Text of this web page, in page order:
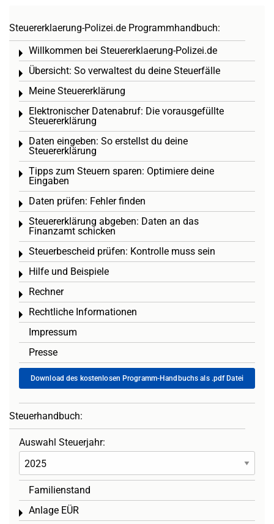
Steuererklaerung-Polizei.de Programmhandbuch:
Willkommen bei Steuererklaerung-Polizei.de
Toggle menu
Übersicht: So verwaltest du deine Steuerfälle
Toggle menu
Meine Steuererklärung
Toggle menu
Elektronischer Datenabruf: Die vorausgefüllte
Steuererklärung
Toggle menu
Daten eingeben: So erstellst du deine
Steuererklärung
Toggle menu
Tipps zum Steuern sparen: Optimiere deine
Eingaben
Toggle menu
Daten prüfen: Fehler finden
Toggle menu
Steuererklärung abgeben: Daten an das
Finanzamt schicken
Toggle menu
Steuerbescheid prüfen: Kontrolle muss sein
Toggle menu
Hilfe und Beispiele
Toggle menu
Rechner
Toggle menu
Rechtliche Informationen
Toggle menu
Impressum
Presse
Download des kostenlosen Programm-Handbuchs als .pdf Datei
Steuerhandbuch:
Auswahl Steuerjahr:
Familienstand
Anlage EÜR
Toggle menu